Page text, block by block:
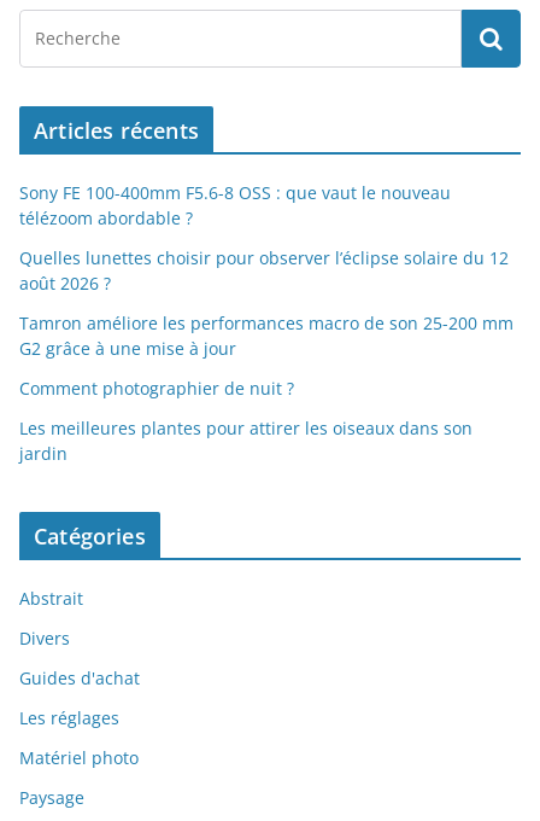
Articles récents
Sony FE 100-400mm F5.6-8 OSS : que vaut le nouveau
télézoom abordable ?
Quelles lunettes choisir pour observer l’éclipse solaire du 12
août 2026 ?
Tamron améliore les performances macro de son 25-200 mm
G2 grâce à une mise à jour
Comment photographier de nuit ?
Les meilleures plantes pour attirer les oiseaux dans son
jardin
Catégories
Abstrait
Divers
Guides d'achat
Les réglages
Matériel photo
Paysage